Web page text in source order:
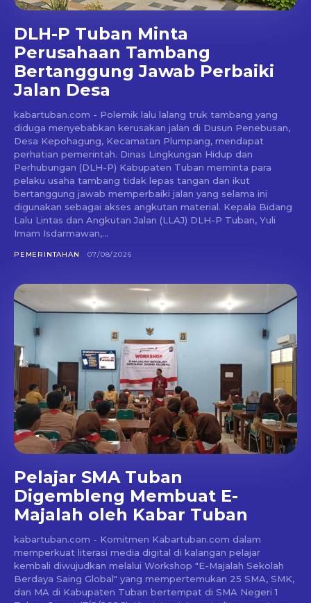
DLH-P Tuban Minta
Perusahaan Tambang
Bertanggung Jawab Perbaiki
Jalan Desa
kabartuban.com - Polemik lalu lalang truk tambang yang
diduga menyebabkan kerusakan jalan di Dusun Penebusan,
Desa Kepohagung, Kecamatan Plumpang, mendapat
perhatian pemerintah. Dinas Lingkungan Hidup dan
Perhubungan (DLH-P) Kabupaten Tuban meminta para
pelaku usaha tambang tidak lepas tangan dan ikut
bertanggung jawab memperbaiki jalan yang selama ini
digunakan sebagai akses angkutan material. Kepala Bidang
Lalu Lintas dan Angkutan Jalan (LLAJ) DLH-P Tuban, Yuli
Imam Isdarmawan,...
PEMERINTAHAN 07/08/2026
Pelajar SMA Tuban
Digembleng Membuat E-
Majalah oleh Kabar Tuban
kabartuban.com - Komitmen Kabartuban.com dalam
memperkuat literasi media digital di kalangan pelajar
kembali diwujudkan melalui Workshop "E-Majalah Sekolah
Berdaya Saing Global" yang mempertemukan 25 SMA, SMK,
dan MA di Kabupaten Tuban bertempat di SMA Negeri 1